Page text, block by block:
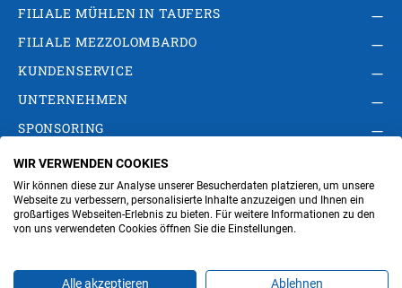
FILIALE MÜHLEN IN TAUFERS
FILIALE MEZZOLOMBARDO
KUNDENSERVICE
UNTERNEHMEN
SPONSORING
AGB Privacy Policy
Impressum
Cookie-Einstellungen ändern
Verwaltung
WIR VERWENDEN COOKIES
Wir können diese zur Analyse unserer Besucherdaten platzieren, um unsere
Webseite zu verbessern, personalisierte Inhalte anzuzeigen und Ihnen ein
großartiges Webseiten-Erlebnis zu bieten. Für weitere Informationen zu den
von uns verwendeten Cookies öffnen Sie die Einstellungen.
Alle akzeptieren Ablehnen